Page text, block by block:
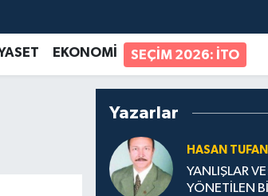
EKONOMİ SEÇİM 2026: İTO
Yazarlar
HASAN TUFAN
YANLIŞLAR
YÖNETİLEN